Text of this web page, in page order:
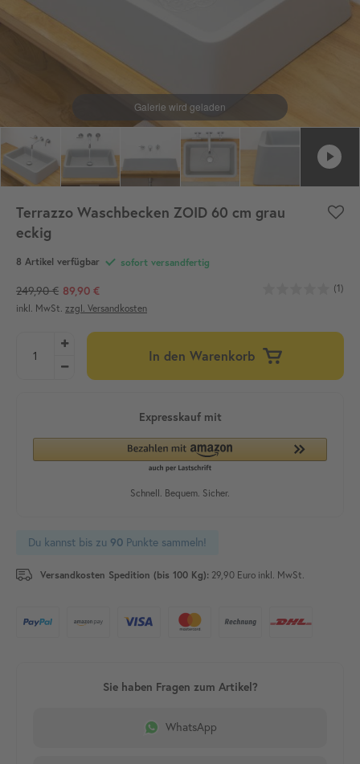
Terrazzo Waschbecken ZOID 60 cm grau
eckig
8 Artikel verfügbar sofort versandfertig
249,90 € 89,90 €
(1)
inkl. MwSt. zzgl. Versandkosten
In den Warenkorb
Du kannst bis zu 90 Punkte sammeln!
Versandkosten Spedition (bis 100 Kg): 29,90 Euro inkl. MwSt.
WhatsApp